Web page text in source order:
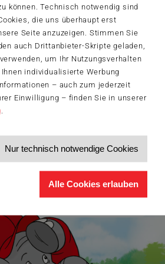
können. Technisch notwendig sind
die uns überhaupt erst
Seite anzuzeigen. Stimmen Sie
auch Drittanbieter-Skripte geladen,
um Ihr Nutzungsverhalten
individualisierte Werbung
– auch zum jederzeit
Einwilligung – finden Sie in unserer
.
Nur technisch notwendige Cookies
Alle Cookies erlauben
Newsletter
Willkommensrabatt sichern
zu Neuheiten, Trends und aktuellen
Spiele – und sichern Sie sich einen
Höhe von 5€ für Ihren nächsten Einkauf im
aus der Spielewelt
z.B. zur Ersatzteilversorgung
Newsletter erhalten. Die Abmeldung ist
möglich.
>